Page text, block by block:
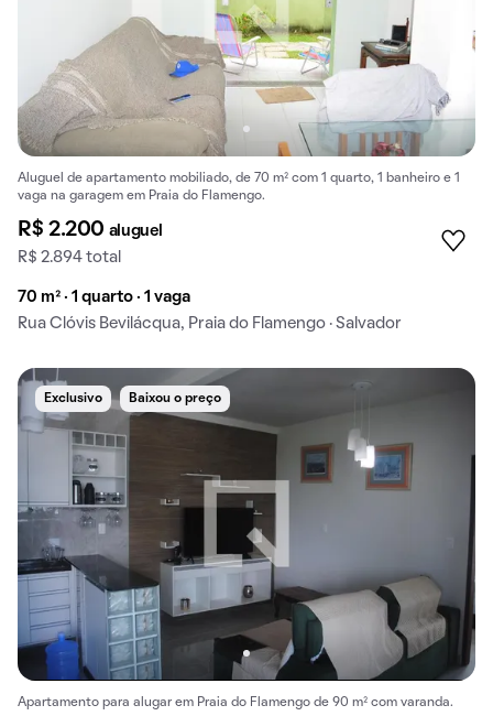
Aluguel de apartamento mobiliado, de 70 m² com 1 quarto, 1 banheiro e 1
vaga na garagem em Praia do Flamengo.
R$ 2.200 aluguel
R$ 2.894 total
70 m² · 1 quarto · 1 vaga
Rua Clóvis Bevilácqua, Praia do Flamengo · Salvador
Exclusivo Baixou o preço
Apartamento para alugar em Praia do Flamengo de 90 m² com varanda.